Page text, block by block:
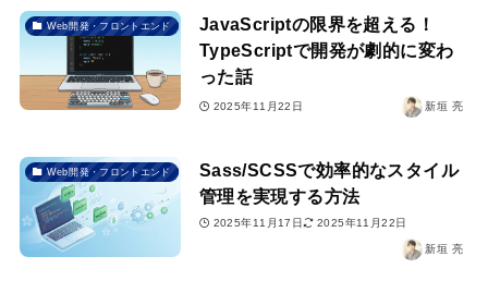
Web開発・フロントエンド
JavaScriptの限界を超える！
TypeScriptで開発が劇的に変わ
った話
2025年11月22日 新垣 亮
Web開発・フロントエンド
Sass/SCSSで効率的なスタイル
管理を実現する方法
2025年11月17日 2025年11月22日
新垣 亮